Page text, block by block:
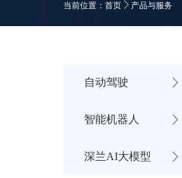
当前位置： 首页 产品与服务
自动驾驶
智能机器人
深兰AI大模型